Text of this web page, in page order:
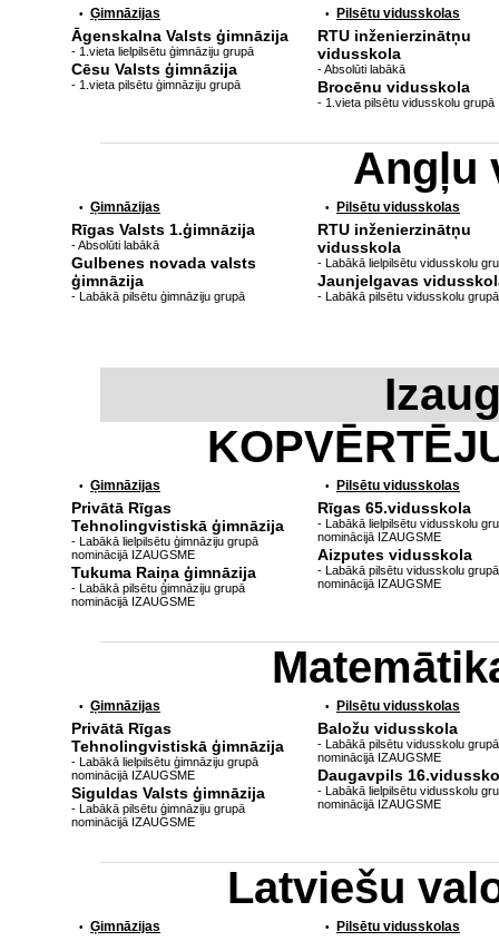
• Ģimnāzijas
Āgenskalna Valsts ģimnāzija
- 1.vieta lielpilsētu ģimnāziju grupā
Cēsu Valsts ģimnāzija
- 1.vieta pilsētu ģimnāziju grupā
• Pilsētu vidusskolas
RTU inženierzinātņu
vidusskola
- Absolūti labākā
Brocēnu vidusskola
- 1.vieta pilsētu vidusskolu grupā
Angļu
• Ģimnāzijas
Rīgas Valsts 1.ģimnāzija
- Absolūti labākā
Gulbenes novada valsts
ģimnāzija
- Labākā pilsētu ģimnāziju grupā
• Pilsētu vidusskolas
RTU inženierzinātņu
vidusskola
- Labākā lielpilsētu vidusskolu
Jaunjelgavas
- Labākā pilsētu vidusskolu grupā
• Ģimnāzijas
Privātā Rīgas
Tehnolingvistiskā ģimnāzija
- Labākā lielpilsētu ģimnāziju grupā
nominācijā IZAUGSME
Tukuma Raiņa ģimnāzija
- Labākā pilsētu ģimnāziju grupā
nominācijā IZAUGSME
• Pilsētu vidusskolas
Rīgas 65.vidusskola
- Labākā lielpilsētu vidusskolu
nominācijā IZAUGSME
Aizputes vidusskola
- Labākā pilsētu vidusskolu grupā
nominācijā IZAUGSME
• Ģimnāzijas
Privātā Rīgas
Tehnolingvistiskā ģimnāzija
- Labākā lielpilsētu ģimnāziju grupā
nominācijā IZAUGSME
Siguldas Valsts ģimnāzija
- Labākā pilsētu ģimnāziju grupā
nominācijā IZAUGSME
• Pilsētu vidusskolas
Baložu vidusskola
- Labākā pilsētu vidusskolu grupā
nominācijā IZAUGSME
Daugavpils
- Labākā lielpilsētu vidusskolu
nominācijā IZAUGSME
Latviešu
• Ģimnāzijas • Pilsētu vidusskolas